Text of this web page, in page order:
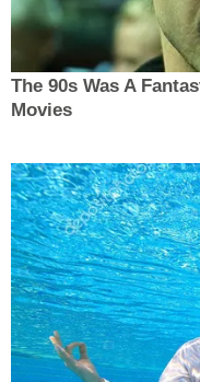
The 90s Was A
Movies